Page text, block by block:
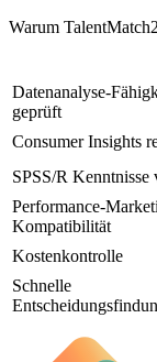
Warum
Datenanalyse-
geprüft
Consumer Insights
SPSS/R Kenntnisse
Performance-
Kompatibilität
Kostenkontrolle
Schnelle